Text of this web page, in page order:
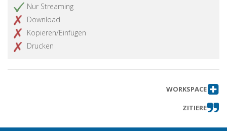
Nur Streaming
Download
Kopieren/Einfügen
Drucken
WORKSPACE
ZITIERE